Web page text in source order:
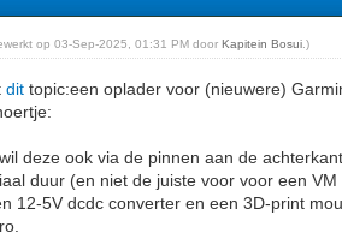
op 03-Sep-2025, 01:31 PM doorKapitein Bosui .)
dit topic:een oplader voor (nieuwere)
deze ook via de pinnen aan de
duur (en niet de juiste voor voor een
12-5V dcdc converter en een 3D-print